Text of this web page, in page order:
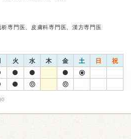
専門医、皮膚科専門医、漢方専門医
火 水 木 金 土 日 祝